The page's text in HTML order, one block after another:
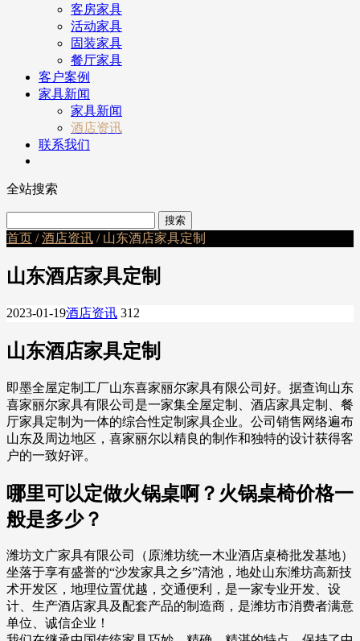
客房家具
活动家具
固装家具
餐厅家具
客户案例
家具新闻
家具新闻
酒店资讯
联系我们
全站搜索
首页 /酒店资讯 / 山东酒店家具定制
山东酒店家具定制
2023-01-19酒店资讯 312
山东酒店家具定制
即墨全屋定制工厂山东喜家丽尔家具有限公司好。据查询山东
喜家丽尔家具有限公司是一家集全屋定制、酒店家具定制、餐
厅家具定制为一体的综合性定制家具企业。公司销售网络遍布
山东及周边地区，喜家丽尔以精良的制作和独特的设计获得客
户的一致好评。
哪里可以定做火锅桌啊？火锅桌椅价格一
般是多少？
潍坊文广家具有限公司（原潍坊统一木业酒店桌椅批发基地）
坐落于享有盛誉的“沙发家具之乡”清池，地处山东潍坊高新技
术开发区，地理位置优越，交通便利，是一家专业开发、设
计、生产酒店家具及配套产品的制造商，是潍坊市消费者满意
单位、诚信企业！